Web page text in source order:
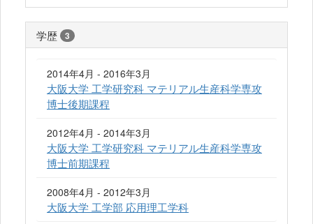
学歴 3
2014年4月 - 2016年3月
大阪大学 工学研究科 マテリアル生産科学専攻
博士後期課程
2012年4月 - 2014年3月
大阪大学 工学研究科 マテリアル生産科学専攻
博士前期課程
2008年4月 - 2012年3月
大阪大学 工学部 応用理工学科